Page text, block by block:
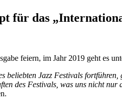
für das
feiern, im Jahr 2019 geht es
beliebten Jazz Festivals
des Festivals, was uns nicht